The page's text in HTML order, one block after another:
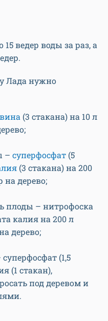
ведер воды за раз, а
Лада нужно
(3 стакана) на 10 л
– суперфосфат (5
(3 стакана) на 200
на дерево;
плоды – нитрофоска
калия на 200 л
дерево;
(1,5
(1 стакан),
под деревом и